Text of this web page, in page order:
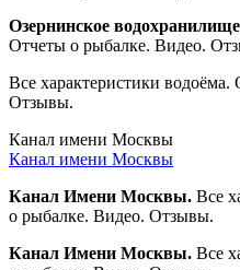
Озернинское
Отчеты о рыбалке. Видео.
Все характеристики
Отзывы.
Канал имени Москвы
Канал имени Москвы
Канал Имени Москвы. Все
о рыбалке. Видео. Отзывы.
Канал Имени Москвы. Все